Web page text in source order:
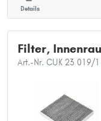
Details
Filter,
Art.-Nr. CUK 23 019/1